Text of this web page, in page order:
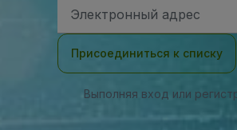
электронной
Присоединиться к списку
Выполняя вход или